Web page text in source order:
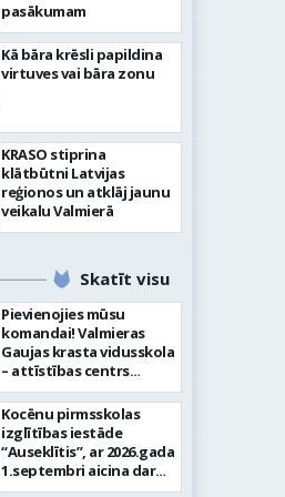
pasākumam
Kā bāra krēsli papildina
virtuves vai bāra zonu
KRASO stiprina
klātbūtni Latvijas
reģionos un atklāj jaunu
veikalu Valmierā
Skatīt visu
Pievienojies mūsu
komandai! Valmieras
Gaujas krasta vidusskola
– attīstības centrs
(adrese: Jumaras iela 9,
Valmiera) aicina darbā
SPECIĀLO PEDAGOGU
PIRMSSKOLĀ. Ja Tev ir
vēlme: Veikt bērnu
attīstības, mācīšanās un
Kocēnu pirmsskolas
izglītības iestāde
“Auseklītis”, ar 2026.gada
1.septembri aicina darbā
radošu pirmsskolas